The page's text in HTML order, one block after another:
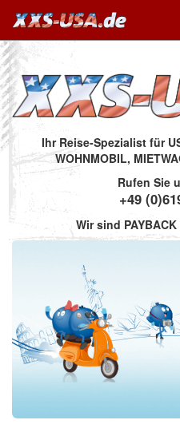
Ihr Reise-Spezialist für
WOHNMOBIL,
Rufen Sie
+49
Wir sind